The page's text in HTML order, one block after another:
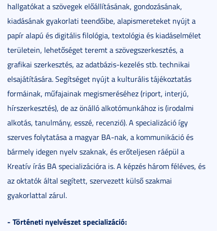
hallgatókat a szövegek előállításának, gondozásának,
kiadásának gyakorlati teendőibe, alapismereteket nyújt a
papír alapú és digitális filológia, textológia és kiadáselmélet
területein, lehetőséget teremt a szövegszerkesztés, a
grafikai szerkesztés, az adatbázis-kezelés stb. technikai
elsajátítására. Segítséget nyújt a kulturális tájékoztatás
formáinak, műfajainak megismeréséhez (riport, interjú,
hírszerkesztés), de az önálló alkotómunkához is (irodalmi
alkotás, tanulmány, esszé, recenzió). A specializáció így
szerves folytatása a magyar BA-nak, a kommunikáció és
bármely idegen nyelv szaknak, és erőteljesen ráépül a
Kreatív írás BA specializációra is. A képzés három féléves, és
az oktatók által segített, szervezett külső szakmai
gyakorlattal zárul.
- Történeti nyelvészet specializáció: